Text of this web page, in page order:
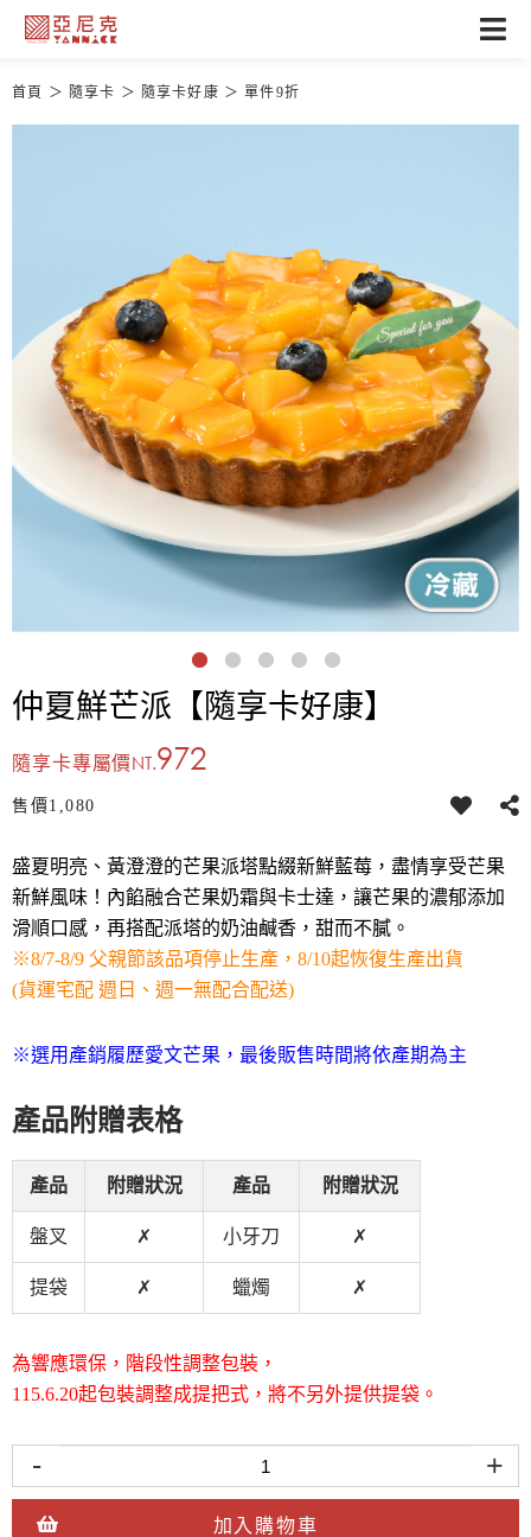
首頁 隨享卡 隨享卡好康 單件9折
仲夏鮮芒派【隨享卡好康】
隨享卡專屬價NT.972
售價 1,080
盛夏明亮、黃澄澄的芒果派塔點綴新鮮藍莓，盡情享受芒果
新鮮風味！內餡融合芒果奶霜與卡士達，讓芒果的濃郁添加
滑順口感，再搭配派塔的奶油鹹香，甜而不膩。
※8/7-8/9 父親節該品項停止生產，8/10起恢復生產出貨
(貨運宅配 週日、週一無配合配送)
※選用產銷履歷愛文芒果，最後販售時間將依產期為主
產品附贈表格
產品 附贈狀況 產品 附贈狀況
盤叉 ✗ 小牙刀 ✗
提袋 ✗ 蠟燭 ✗
為響應環保，階段性調整包裝，
115.6.20起包裝調整成提把式，將不另外提供提袋。
- +
加入購物車